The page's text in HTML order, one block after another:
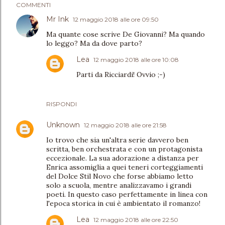
COMMENTI
Mr Ink 12 maggio 2018 alle ore 09:50
Ma quante cose scrive De Giovanni? Ma quando
lo leggo? Ma da dove parto?
RISPONDI
Lea 12 maggio 2018 alle ore 10:08
Parti da Ricciardi! Ovvio ;-)
Unknown 12 maggio 2018 alle ore 21:58
Io trovo che sia un'altra serie davvero ben
scritta, ben orchestrata e con un protagonista
eccezionale. La sua adorazione a distanza per
Enrica assomiglia a quei teneri corteggiamenti
del Dolce Stil Novo che forse abbiamo letto
solo a scuola, mentre analizzavamo i grandi
poeti. In questo caso perfettamente in linea con
l'epoca storica in cui è ambientato il romanzo!
Lea 12 maggio 2018 alle ore 22:50